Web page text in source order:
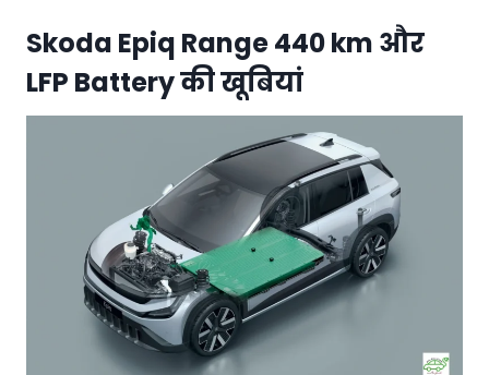
Skoda Epiq Range 440 km और
LFP Battery की खूबियां